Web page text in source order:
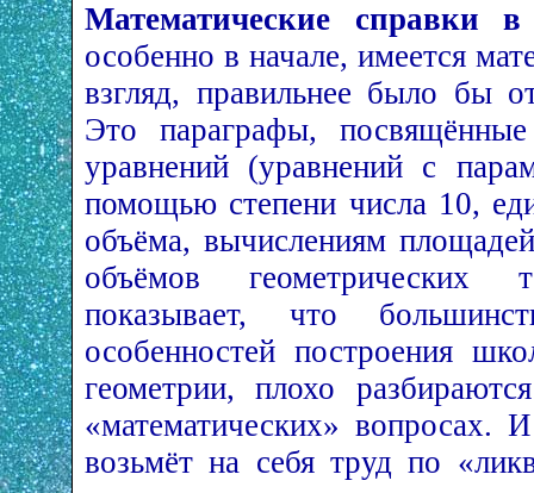
Математические справки
особенно в начале, имеется
взгляд, правильнее было бы
Это параграфы,
уравнений (уравнений с
помощью степени числа 10,
объёма, вычислениям
объёмов геометрических
показывает, что
особенностей построения
геометрии, плохо
«математических» вопросах.
возьмёт на себя труд по